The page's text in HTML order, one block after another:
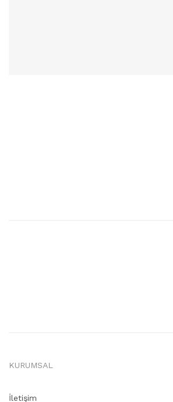
KURUMSAL
İletişim